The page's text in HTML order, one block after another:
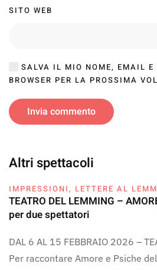
SITO WEB
SALVA IL MIO NOME, EMAIL E
BROWSER PER LA PROSSIMA
Invia commento
Altri spettacoli
IMPRESSIONI, LETTERE AL
TEATRO DEL LEMMING –
per due spettatori
DAL 6 AL 15 FEBBRAIO 2026 –
Per raccontare Amore e Psiche